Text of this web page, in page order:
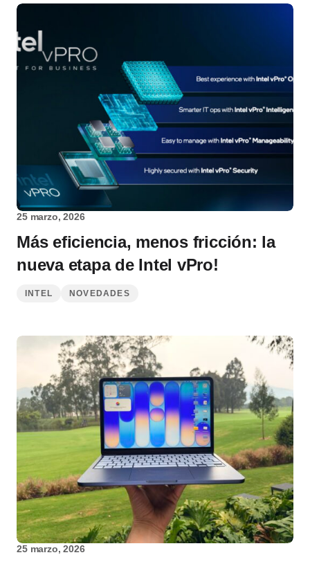
25 marzo, 2026
Más eficiencia, menos fricción: la
nueva etapa de Intel vPro!
INTEL NOVEDADES
25 marzo, 2026